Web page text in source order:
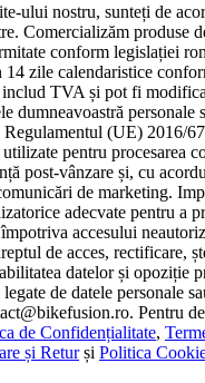
ului nostru, sunteți de
Comercializăm produse
conform legislației
14 zile calendaristice
includ TVA și pot fi
dumneavoastră personale
(UE) 2016/
pentru procesarea
post-vânzare și, cu
de marketing.
adecvate pentru a
accesului
de acces, rectificare,
datelor și opoziție
de datele personale
Pentru
de Confidențialitate,
și Returși Politica